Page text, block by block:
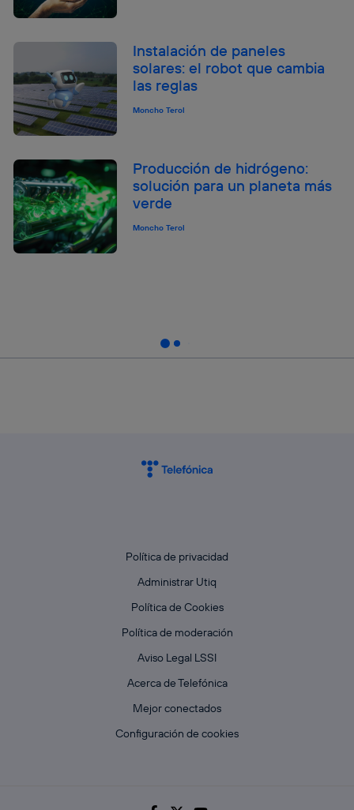
Instalación de paneles
solares: el robot que cambia
las reglas
Moncho Terol
Producción de hidrógeno:
solución para un planeta más
verde
Moncho Terol
Política de privacidad
Administrar Utiq
Política de Cookies
Política de moderación
Aviso Legal LSSI
Acerca de Telefónica
Mejor conectados
Configuración de cookies